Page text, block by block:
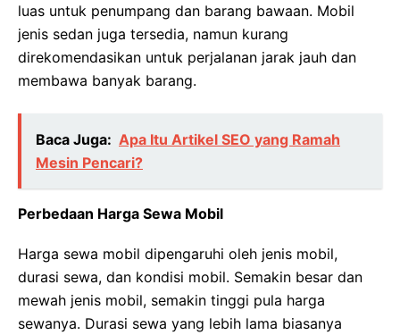
luas untuk penumpang dan barang bawaan. Mobil
jenis sedan juga tersedia, namun kurang
direkomendasikan untuk perjalanan jarak jauh dan
membawa banyak barang.
Baca Juga: Apa Itu Artikel SEO yang Ramah
Mesin Pencari?
Perbedaan Harga Sewa Mobil
Harga sewa mobil dipengaruhi oleh jenis mobil,
durasi sewa, dan kondisi mobil. Semakin besar dan
mewah jenis mobil, semakin tinggi pula harga
sewanya. Durasi sewa yang lebih lama biasanya